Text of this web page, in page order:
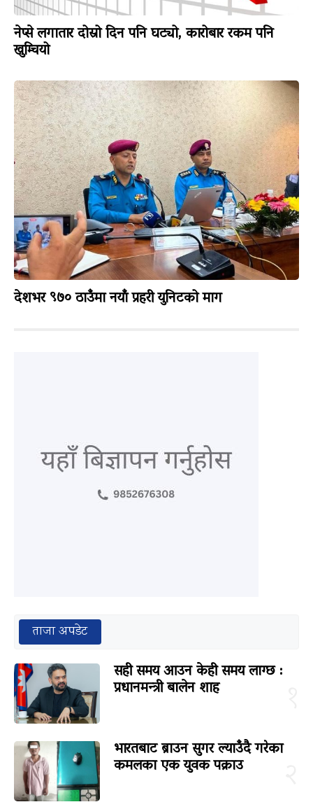
नेप्से लगातार दोस्रो दिन पनि घट्यो, कारोबार रकम पनि
खुम्चियो
देशभर ९७० ठाउँमा नयाँ प्रहरी युनिटको माग
ताजा अपडेट
सही समय आउन केही समय लाग्छ :
प्रधानमन्त्री बालेन शाह
भारतबाट ब्राउन सुगर ल्याउँदै गरेका
कमलका एक युवक पक्राउ